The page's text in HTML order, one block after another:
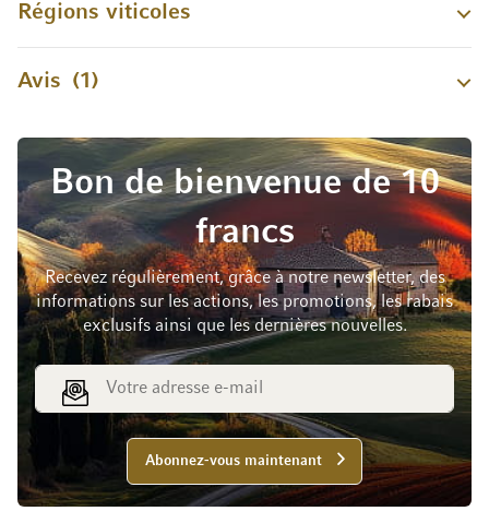
Régions viticoles
Avis 1
Bon de bienvenue de 10
francs
Recevez régulièrement, grâce à notre newsletter, des
informations sur les actions, les promotions, les rabais
exclusifs ainsi que les dernières nouvelles.
Adresse e-mail
Abonnez-vous maintenant